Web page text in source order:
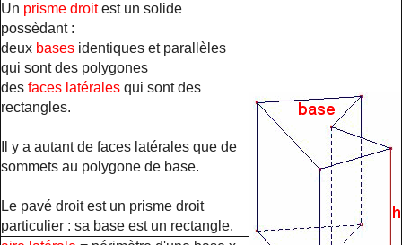
Un prisme droitest un solide
possèdant :
deux bases identiques et parallèles
qui sont des polygones
des faces latérales qui sont des
rectangles.
Il y a autant de faces latérales que de
sommets au polygone de base.
Le pavé droit est un prisme droit
particulier : sa base est un rectangle.